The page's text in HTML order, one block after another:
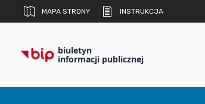
MAPA STRONY INSTRUKCJA
biuletyn
informacji publicznej